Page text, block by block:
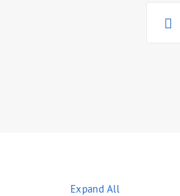
Expand All